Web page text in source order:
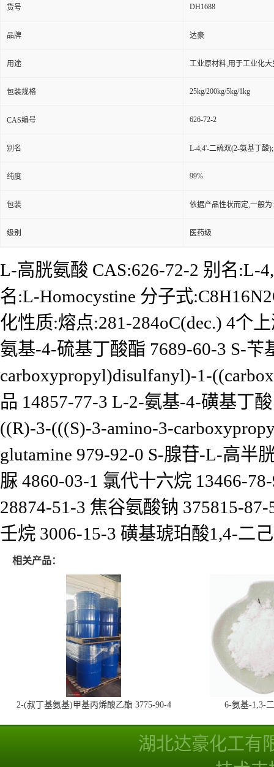
货号 DH1688
品牌 达豪
用途 工业原材料,用于工业化大
包装规格 25kg/200kg/5kg/1kg
CAS编号 626-72-2
别名 L-4,4'-二硫双(2-氨基丁酸
纯度 99%
包装 依据产品性状而定,一般
级别 医药级
L-高胱氨酸 CAS:626-72-2 别名:L-
名:L-Homocystine 分子式
化性质:熔点:281-284oC(dec.) 4个
氨基-4-硫基丁酸酯 7689-60-3 S-
carboxypropyl)disulfanyl)-1-
品 14857-77-3 L-2-氨基-4-磺基丁
((R)-3-(((S)-3-amino-3-
glutamine 979-92-0 S-腺苷-L-高半
脲 4860-03-1 氯代十六烷 13466-
28874-51-3 焦谷氨酸钠 375815-
壬烷 3006-15-3 磺基琥珀酸1,4-二
相关产品：
2-(叔丁基氨基)甲基丙烯酸乙酯 3775-90-4 6-氨基-1,3-
湖北达豪化工有